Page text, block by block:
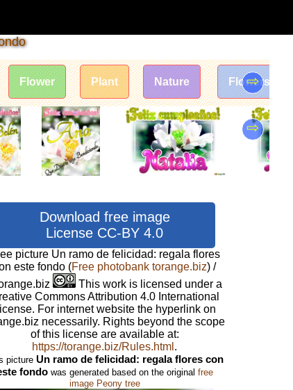
Flower Plant Nature Flowers
⇨
⇨
Download free image
License CC-BY 4.0
picture Un ramo de felicidad: regala flores
este fondo (Free photobank torange.biz) /
This work is licensed under a
Commons Attribution 4.0 International
For internet website the hyperlink on
necessarily. Rights beyond the scope
of this license are available at:
https://torange.biz/Rules.html .
picture Un ramo de felicidad: regala flores con
fondowas generated based on the original free
image Peony tree